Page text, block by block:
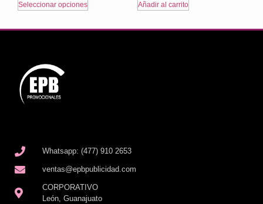
Seleccionar opciones Añadir al carrito
Whatsapp: (477) 910 2653
ventas@epbpublicidad.com
CORPORATIVO
León, Guanajuato